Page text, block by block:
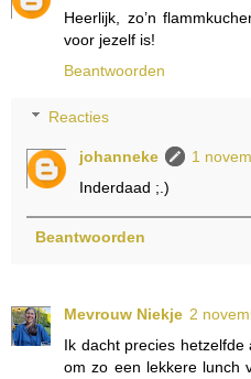
Heerlijk, zo’n
voor jezelf is!
Beantwoorden
Reacties
johanneke
1
Inderdaad ;.)
Beantwoorden
Mevrouw Niekje 2
Ik dacht precies
om zo een lekkere lunch